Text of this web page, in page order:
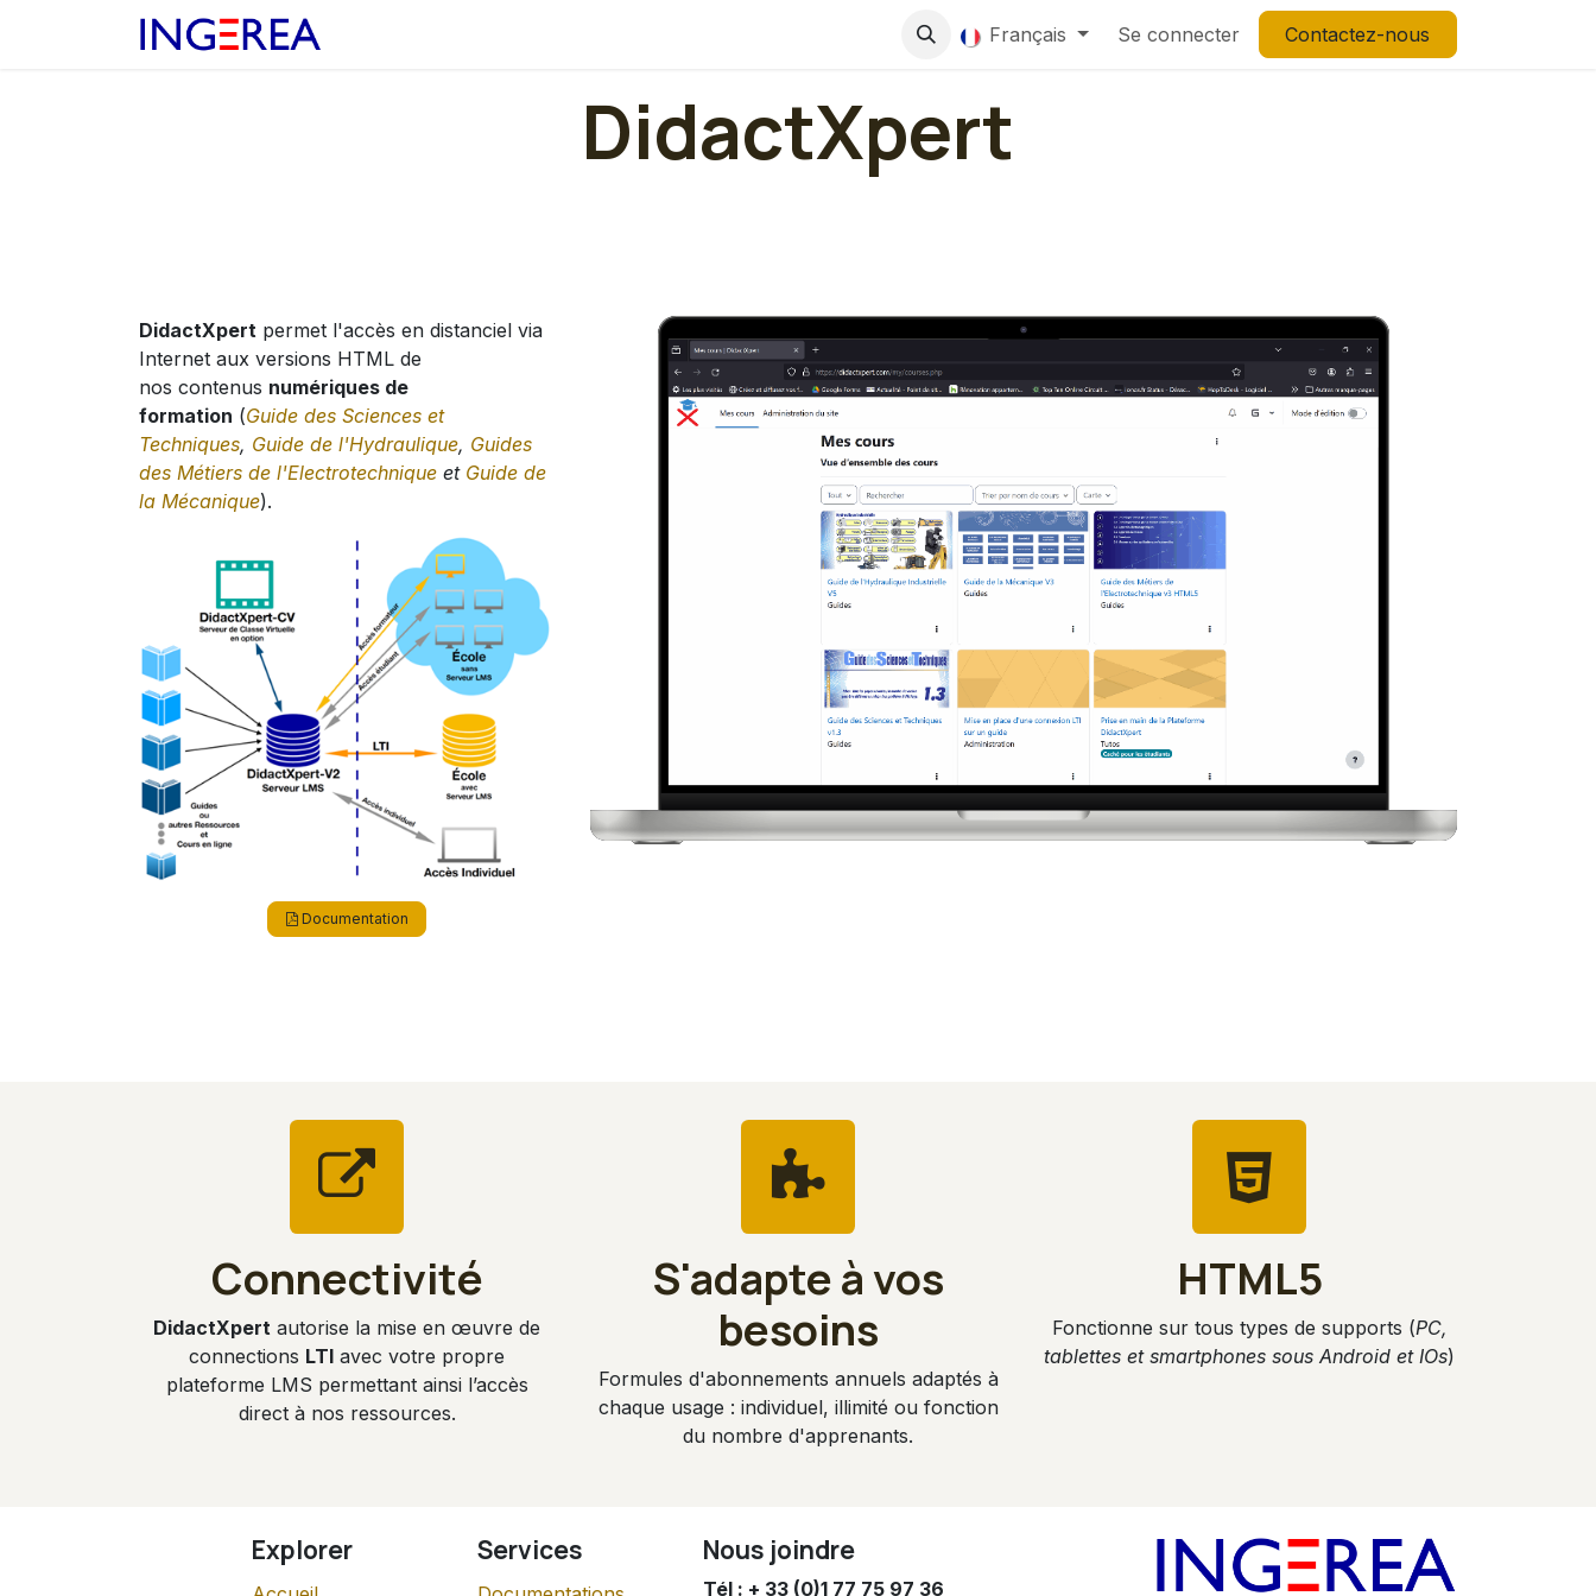
Se rendre au contenu
Français Se connecter Contactez-nous
DidactXpert
DidactXpert permet l'accès en distanciel via
Internet aux versions HTML de
nos contenus numériques de
formation (Guide des Sciences et
Techniques, Guide de l'Hydraulique, Guides
des Métiers de l'Electrotechnique et Guide de
la Mécanique).
Documentation
Connectivité
DidactXpert autorise la mise en œuvre de
connections LTI avec votre propre
plateforme LMS permettant ainsi l’accès
direct à nos ressources.
S'adapte à vos
besoins
Formules d'abonnements annuels adaptés à
chaque usage : individuel, illimité ou fonction
du nombre d'apprenants.
HTML5
Fonctionne sur tous types de supports (PC,
tablettes et smartphones sous Android et IOs)
Explorer Services Nous joindre
Tél : + 33 (0)1 77 75 97 36